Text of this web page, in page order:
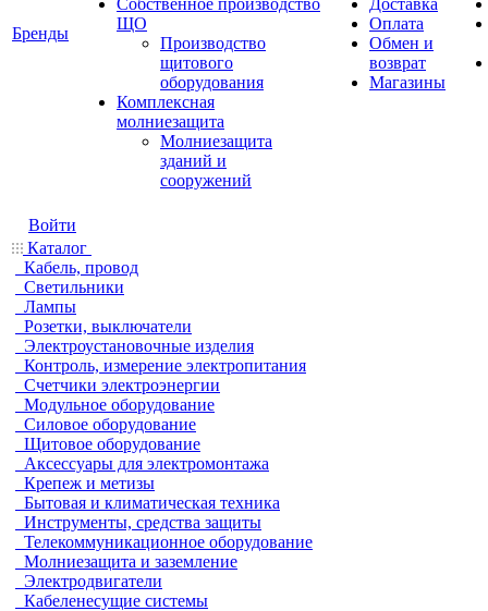
Бренды
Собственное производство
ЩО
Производство
щитового
оборудования
Комплексная
молниезащита
Молниезащита
зданий и
сооружений
Доставка
Оплата
Обмен и
возврат
Магазины
Войти
Каталог
Кабель, провод
Светильники
Лампы
Розетки, выключатели
Электроустановочные изделия
Контроль, измерение электропитания
Счетчики электроэнергии
Модульное оборудование
Силовое оборудование
Щитовое оборудование
Аксессуары для электромонтажа
Крепеж и метизы
Бытовая и климатическая техника
Инструменты, средства защиты
Телекоммуникационное оборудование
Молниезащита и заземление
Электродвигатели
Кабеленесущие системы